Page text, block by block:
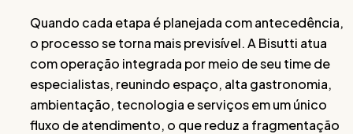
Quando cada etapa é planejada com antecedência,
o processo se torna mais previsível. A Bisutti atua
com operação integrada por meio de seu time de
especialistas, reunindo espaço, alta gastronomia,
ambientação, tecnologia e serviços em um único
fluxo de atendimento, o que reduz a fragmentação